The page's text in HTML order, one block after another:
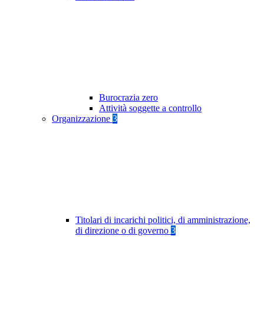
Burocrazia zero
Attività soggette a controllo
Organizzazione 3
Titolari di incarichi politici, di amministrazione,
di direzione o di governo 3